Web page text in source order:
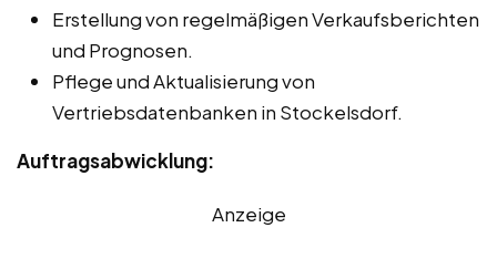
Erstellung von regelmäßigen Verkaufsberichten
und Prognosen.
Pflege und Aktualisierung von
Vertriebsdatenbanken in Stockelsdorf.
Auftragsabwicklung:
Anzeige